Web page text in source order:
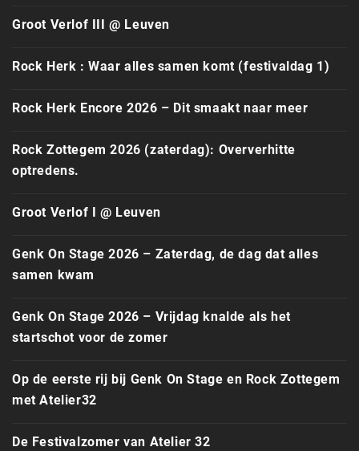
Groot Verlof III @ Leuven
Rock Herk : Waar alles samen komt (festivaldag 1)
Rock Herk Encore 2026 – Dit smaakt naar meer
Rock Zottegem 2026 (zaterdag): Oververhitte
optredens.
Groot Verlof I @ Leuven
Genk On Stage 2026 – Zaterdag, de dag dat alles
samen kwam
Genk On Stage 2026 – Vrijdag knalde als het
startschot voor de zomer
Op de eerste rij bij Genk On Stage en Rock Zottegem
met Atelier32
De Festivalzomer van Atelier 32